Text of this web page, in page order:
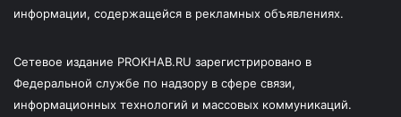
информации, содержащейся в рекламных объявлениях.
Сетевое издание PROKHAB.RU зарегистрировано в
Федеральной службе по надзору в сфере связи,
информационных технологий и массовых коммуникаций.